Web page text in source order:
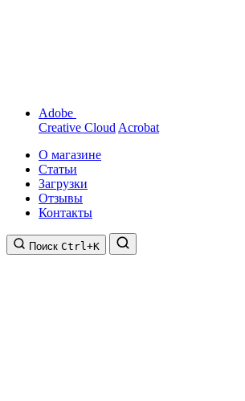
Adobe
Creative Cloud Acrobat
О магазине
Статьи
Загрузки
Отзывы
Контакты
Поиск Ctrl+K